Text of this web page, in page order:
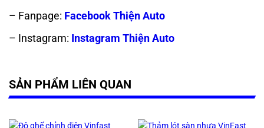
– Fanpage: Facebook Thiện Auto
– Instagram: Instagram Thiện Auto
SẢN PHẨM LIÊN QUAN